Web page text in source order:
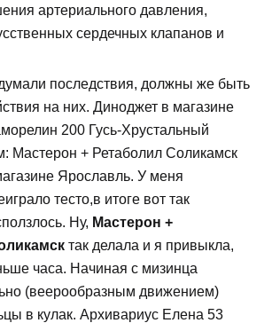
артериального давления,
сердечных клапанов и
последствия, должны же быть
на них. Диноджет в магазине
200 Гусь-Хрустальный
Мастерон + Ретаболил Соликамск
Ярославль. У меня
тесто,в итоге вот так
Ну, Мастерон +
так делала и я привыкла,
часа. Начиная с мизинца
(веерообразным движением)
в кулак. Архивариус Елена 53